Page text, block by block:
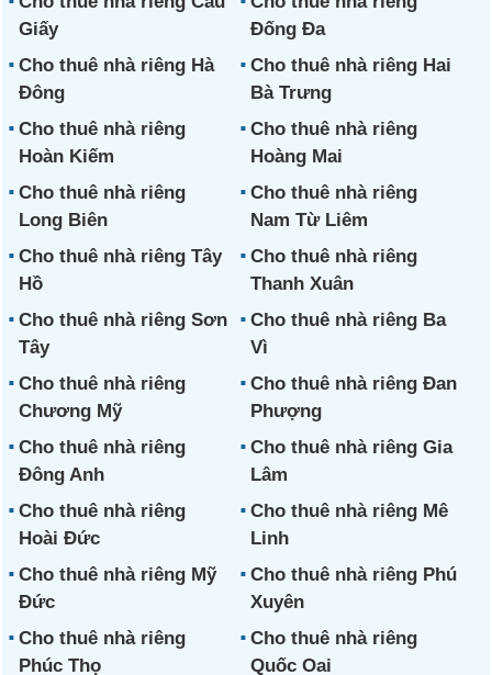
Giấy
Đống Đa
Cho thuê nhà riêng Hà
Đông
Cho thuê nhà riêng Hai
Bà Trưng
Cho thuê nhà riêng
Hoàn Kiếm
Cho thuê nhà riêng
Hoàng Mai
Cho thuê nhà riêng
Long Biên
Cho thuê nhà riêng
Nam Từ Liêm
Cho thuê nhà riêng Tây
Hồ
Cho thuê nhà riêng
Thanh Xuân
Cho thuê nhà riêng Sơn
Tây
Cho thuê nhà riêng Ba
Vì
Cho thuê nhà riêng
Chương Mỹ
Cho thuê nhà riêng Đan
Phượng
Cho thuê nhà riêng
Đông Anh
Cho thuê nhà riêng Gia
Lâm
Cho thuê nhà riêng
Hoài Đức
Cho thuê nhà riêng Mê
Linh
Cho thuê nhà riêng Mỹ
Đức
Cho thuê nhà riêng Phú
Xuyên
Cho thuê nhà riêng
Phúc Thọ
Cho thuê nhà riêng
Quốc Oai